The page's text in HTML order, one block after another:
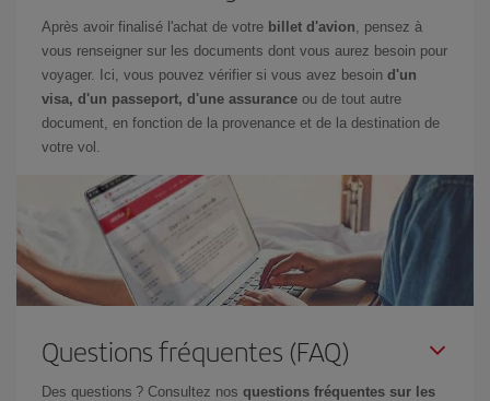
Après avoir finalisé l'achat de votre billet d'avion, pensez à
vous renseigner sur les documents dont vous aurez besoin pour
voyager. Ici, vous pouvez vérifier si vous avez besoin d'un
visa, d'un passeport, d'une assurance ou de tout autre
document, en fonction de la provenance et de la destination de
votre vol.
Questions fréquentes (FAQ)
Des questions ? Consultez nos questions fréquentes sur les